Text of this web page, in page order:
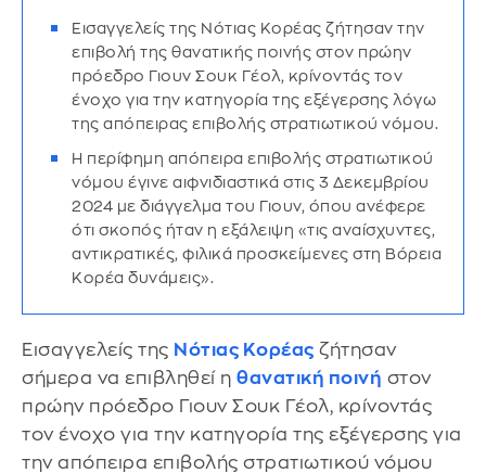
Εισαγγελείς της Νότιας Κορέας ζήτησαν την
επιβολή της θανατικής ποινής στον πρώην
πρόεδρο Γιουν Σουκ Γέολ, κρίνοντάς τον
ένοχο για την κατηγορία της εξέγερσης λόγω
της απόπειρας επιβολής στρατιωτικού νόμου.
Η περίφημη απόπειρα επιβολής στρατιωτικού
νόμου έγινε αιφνιδιαστικά στις 3 Δεκεμβρίου
2024 με διάγγελμα του Γιουν, όπου ανέφερε
ότι σκοπός ήταν η εξάλειψη «τις αναίσχυντες,
αντικρατικές, φιλικά προσκείμενες στη Βόρεια
Κορέα δυνάμεις».
Εισαγγελείς της Νότιας Κορέας ζήτησαν
σήμερα να επιβληθεί η θανατική ποινή στον
πρώην πρόεδρο Γιουν Σουκ Γέολ, κρίνοντάς
τον ένοχο για την κατηγορία της εξέγερσης για
την απόπειρα επιβολής στρατιωτικού νόμου